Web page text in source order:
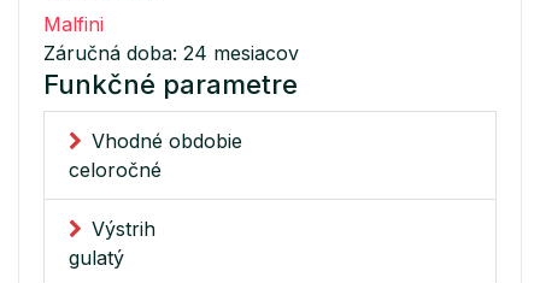
Malfini
Záručná doba: 24 mesiacov
Funkčné parametre
Vhodné obdobie
celoročné
Výstrih
gulatý